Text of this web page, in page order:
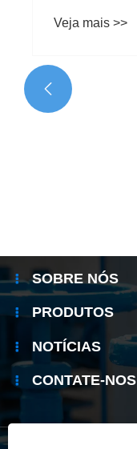
Veja mais >>

SOBRE NÓS
PRODUTOS
NOTÍCIAS
CONTATE-NOS